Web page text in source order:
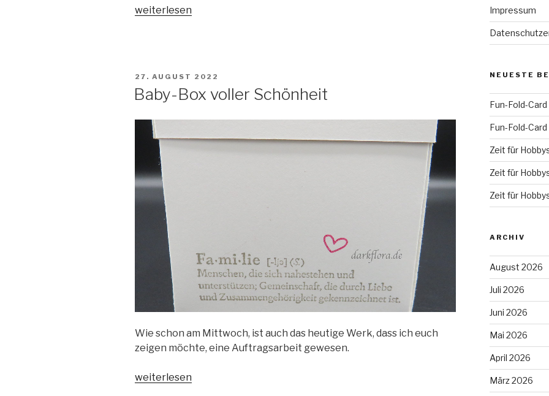
„Baby-
weiterlesen
VERÖFFENTLICHT
27. AUGUST 2022
Baby-Box voller Schönheit
Wie schon am Mittwoch, ist auch das heutige Werk, dass ich euch
zeigen möchte, eine Auftragsarbeit gewesen.
„Baby-
weiterlesen
Impressum
NEUESTE
Fun-Fold-
Fun-Fold-
Zeit für
Zeit für
Zeit für
ARCHIV
August 2026
Juli 2026
Juni 2026
Mai 2026
April 2026
März 2026